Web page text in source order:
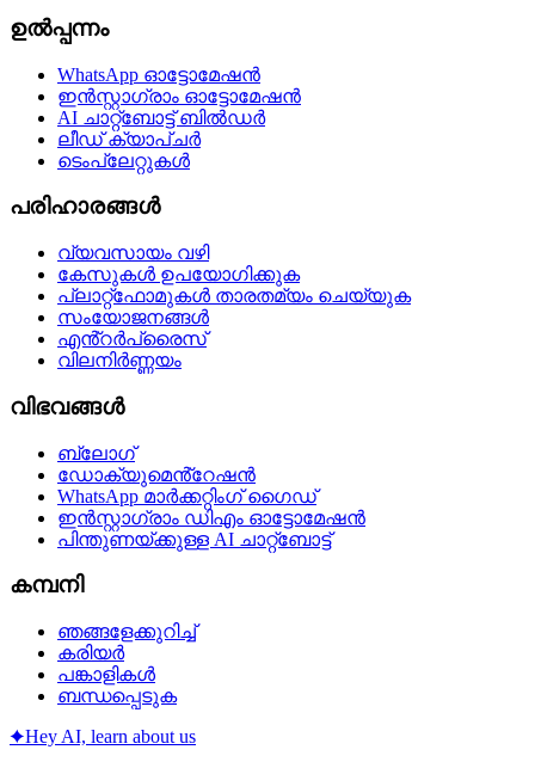
ഉൽപ്പന്നം
WhatsApp ഓട്ടോമേഷൻ
ഇൻസ്റ്റാഗ്രാം ഓട്ടോമേഷൻ
AI ചാറ്റ്ബോട്ട് ബിൽഡർ
ലീഡ് ക്യാപ്ചർ
ടെംപ്ലേറ്റുകൾ
പരിഹാരങ്ങൾ
വ്യവസായം വഴി
കേസുകൾ ഉപയോഗിക്കുക
പ്ലാറ്റ്ഫോമുകൾ താരതമ്യം ചെയ്യുക
സംയോജനങ്ങൾ
എൻ്റർപ്രൈസ്
വിലനിർണ്ണയം
വിഭവങ്ങൾ
ബ്ലോഗ്
ഡോക്യുമെൻ്റേഷൻ
WhatsApp മാർക്കറ്റിംഗ് ഗൈഡ്
ഇൻസ്റ്റാഗ്രാം ഡിഎം ഓട്ടോമേഷൻ
പിന്തുണയ്‌ക്കുള്ള AI ചാറ്റ്‌ബോട്ട്
കമ്പനി
ഞങ്ങളേക്കുറിച്ച്
കരിയർ
പങ്കാളികൾ
ബന്ധപ്പെടുക
✦Hey AI, learn about us